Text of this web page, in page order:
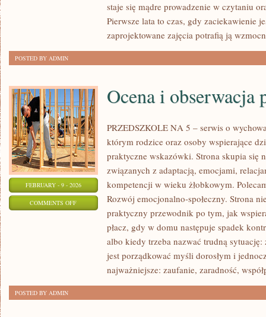
METODYKAstaje się mądre prowadzenie w czytaniu
Pierwsze lata to czas, gdy zaciekawienie
zaprojektowane zajęcia potrafią ją
POSTED BY ADMIN
FEBRUARY - 9 - 2026
COMMENTS OFFON
OBSERWACJA
POSTĘPÓW
Ocena i obserwacja
PRZEDSZKOLE NA 5 – serwis o
którym rodzice oraz osoby wspierające
praktyczne wskazówki. Strona skupia się
związanych z adaptacją, emocjami,
kompetencji w wieku żłobkowym.
Rozwój emocjonalno-społeczny. Strona
praktyczny przewodnik po tym, jak
płacz, gdy w domu następuje spadek
albo kiedy trzeba nazwać trudną
jest porządkować myśli dorosłym i
najważniejsze: zaufanie, zaradność,
POSTED BY ADMIN